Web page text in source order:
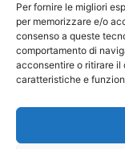
Per fornire le migliori
per memorizzare e/o
consenso a queste
comportamento di
acconsentire o ritirare il
caratteristiche e
Contattaci: